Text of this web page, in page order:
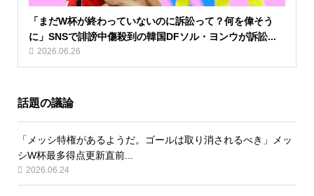
「まだW杯が終わっていないのに訴訟って？何を偉そう
に」SNSで誹謗中傷殺到の韓国DFソル・ヨンウが訴訟...
2026.06.26
話題の議論
「メッシ特権があるようだ。ゴールは取り消されるべき」メッ
シW杯最多得点更新直前...
2026.06.24